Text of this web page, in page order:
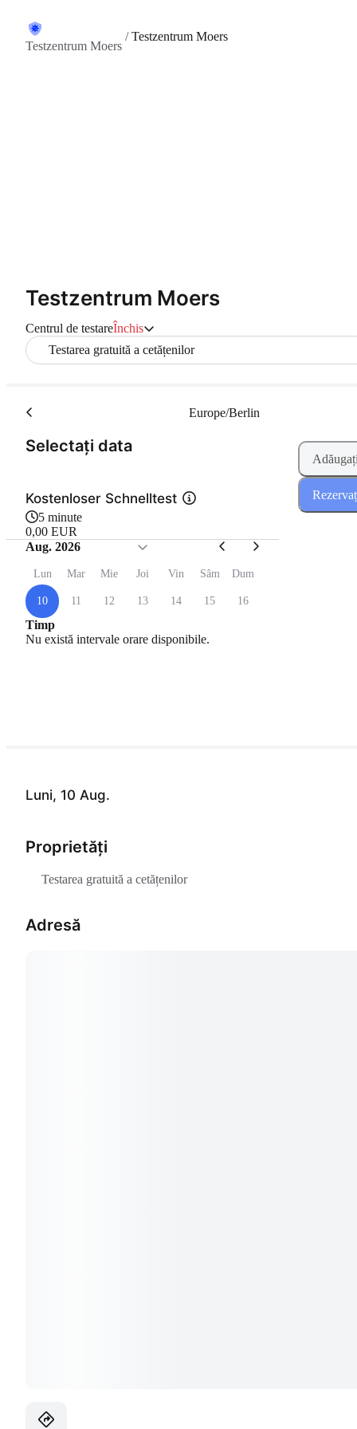
Testzentrum Moers
/Testzentrum Moers
Testzentrum Moers
Centrul de testareÎnchis
Testarea gratuită a cetățenilor
Luni, 10 Aug.
Proprietăți
Testarea gratuită a cetățenilor
Adresă
Selectați data(Pasul 1 din 2)
Europe/Berlin
Kostenloser Schnelltest
5 minute
0,00 EUR
Aug. 2026
Lun Mar Mie Joi Vin Sâm Dum
10 11 12 13 14 15 16
Timp
Nu există intervale orare disponibile.